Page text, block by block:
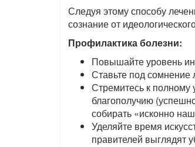
Следуя этому способу
сознание от
Профилактика болезни:
Повышайте уровень
Ставьте под сомнение
Стремитесь к полному
благополучию
собирать «исконно
Уделяйте время
правителей выглядят